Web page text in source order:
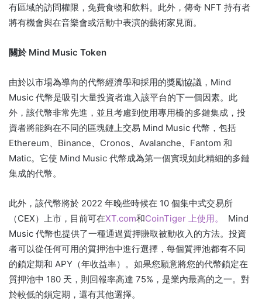
有區域的訪問權限，免費食物和飲料。 此外，傳奇 NFT 持有者
將有機會與在音樂會或活動中表演的藝術家見面。
關於 Mind Music Token
由於以市場為導向的代幣經濟學和採用的獎勵協議，Mind
Music 代幣是吸引大量投資者進入該平台的下一個因素。 此
外，該代幣非常先進，並且考慮到使用專用橋的多鏈集成，投
資者將能夠在不同的區塊鏈上交易 Mind Music 代幣，包括
Ethereum、Binance、Cronos、Avalanche、Fantom 和
Matic。 它使 Mind Music 代幣成為第一個實現如此精細的多鏈
集成的代幣。
此外，該代幣將於 2022 年晚些時候在 10 個集中式交易所
（CEX）上市，目前可在XT.com和CoinTiger 上使用。
Mind
Music 代幣也提供了一種通過質押賺取被動收入的方法。 投資
者可以從任何可用的質押池中進行選擇，每個質押池都有不同
的鎖定期和 APY（年收益率）。 如果您願意將您的代幣鎖定在
質押池中 180 天，則回報率高達 75%，是業內最高的之一。 對
於較低的鎖定期，還有其他選擇。